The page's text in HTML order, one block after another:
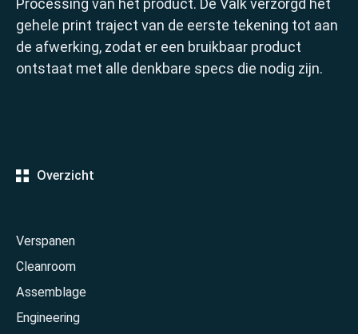
Processing van het product. De Valk verzorgd het
gehele print traject van de eerste tekening tot aan
de afwerking, zodat er een bruikbaar product
ontstaat met alle denkbare specs die nodig zijn.
Overzicht
Verspanen
Cleanroom
Assemblage
Engineering